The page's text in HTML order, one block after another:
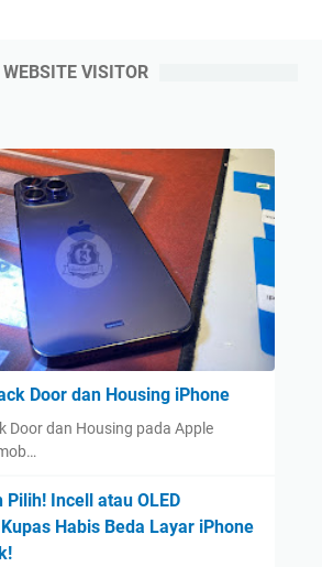
WEBSITE VISITOR
Door dan Housing iPhone
Door dan Housing pada Apple
Incell atau OLED
Habis Beda Layar iPhone